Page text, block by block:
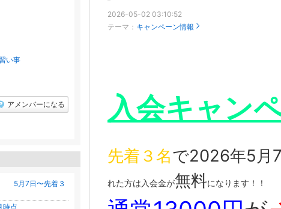
2026-05-02 03:10:52
テーマ： キャンペーン情報
入会キャン
先着３名で2026年5月
れた方は入会金が無料になります！！
い事
アメンバーになる
5月7日〜先着３
点